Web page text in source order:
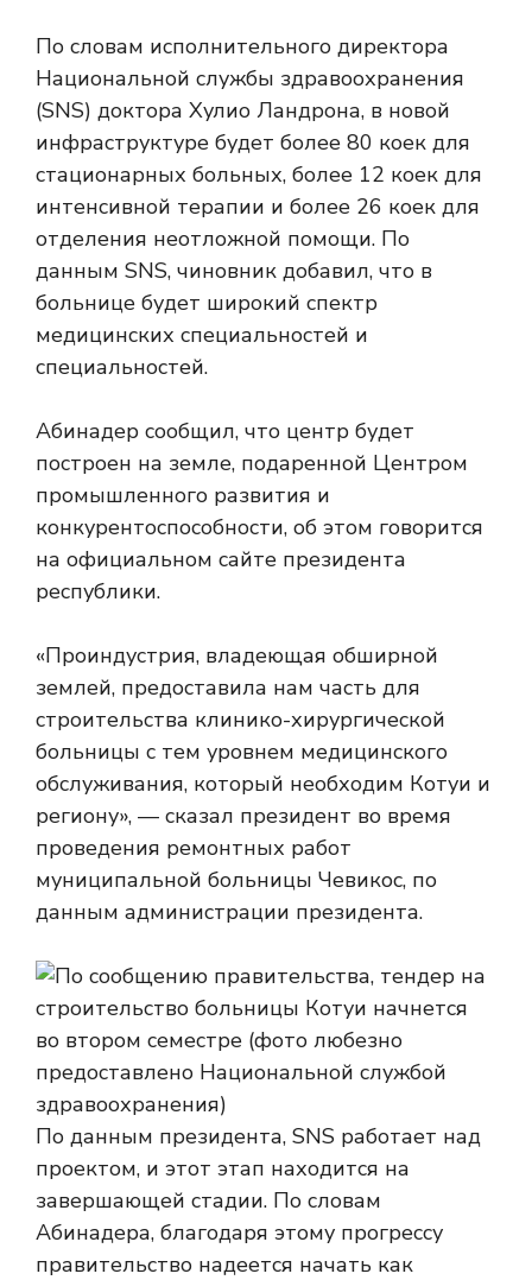
По словам исполнительного директора
Национальной службы здравоохранения
(SNS) доктора Хулио Ландрона, в новой
инфраструктуре будет более 80 коек для
стационарных больных, более 12 коек для
интенсивной терапии и более 26 коек для
отделения неотложной помощи. По
данным SNS, чиновник добавил, что в
больнице будет широкий спектр
медицинских специальностей и
специальностей.
Абинадер сообщил, что центр будет
построен на земле, подаренной Центром
промышленного развития и
конкурентоспособности, об этом говорится
на официальном сайте президента
республики.
«Проиндустрия, владеющая обширной
землей, предоставила нам часть для
строительства клинико-хирургической
больницы с тем уровнем медицинского
обслуживания, который необходим Котуи и
региону», — сказал президент во время
проведения ремонтных работ
муниципальной больницы Чевикос, по
данным администрации президента.
По данным президента, SNS работает над
проектом, и этот этап находится на
завершающей стадии. По словам
Абинадера, благодаря этому прогрессу
правительство надеется начать как